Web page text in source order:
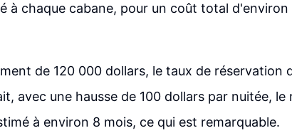
à chaque cabane, pour un coût total d'environ
de 120 000 dollars, le taux de réservation
avec une hausse de 100 dollars par nuitée, le
à environ 8 mois, ce qui est remarquable.